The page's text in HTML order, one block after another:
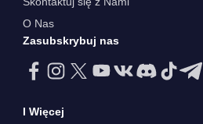
O Nas
Zasubskrybuj nas
I Więcej